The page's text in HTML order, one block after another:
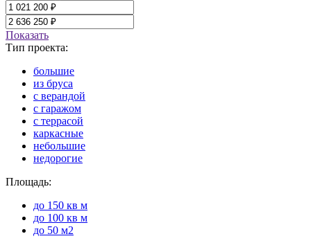
Показать
Тип проекта:
большие
из бруса
с верандой
с гаражом
с террасой
каркасные
небольшие
недорогие
Площадь:
до 150 кв м
до 100 кв м
до 50 м2